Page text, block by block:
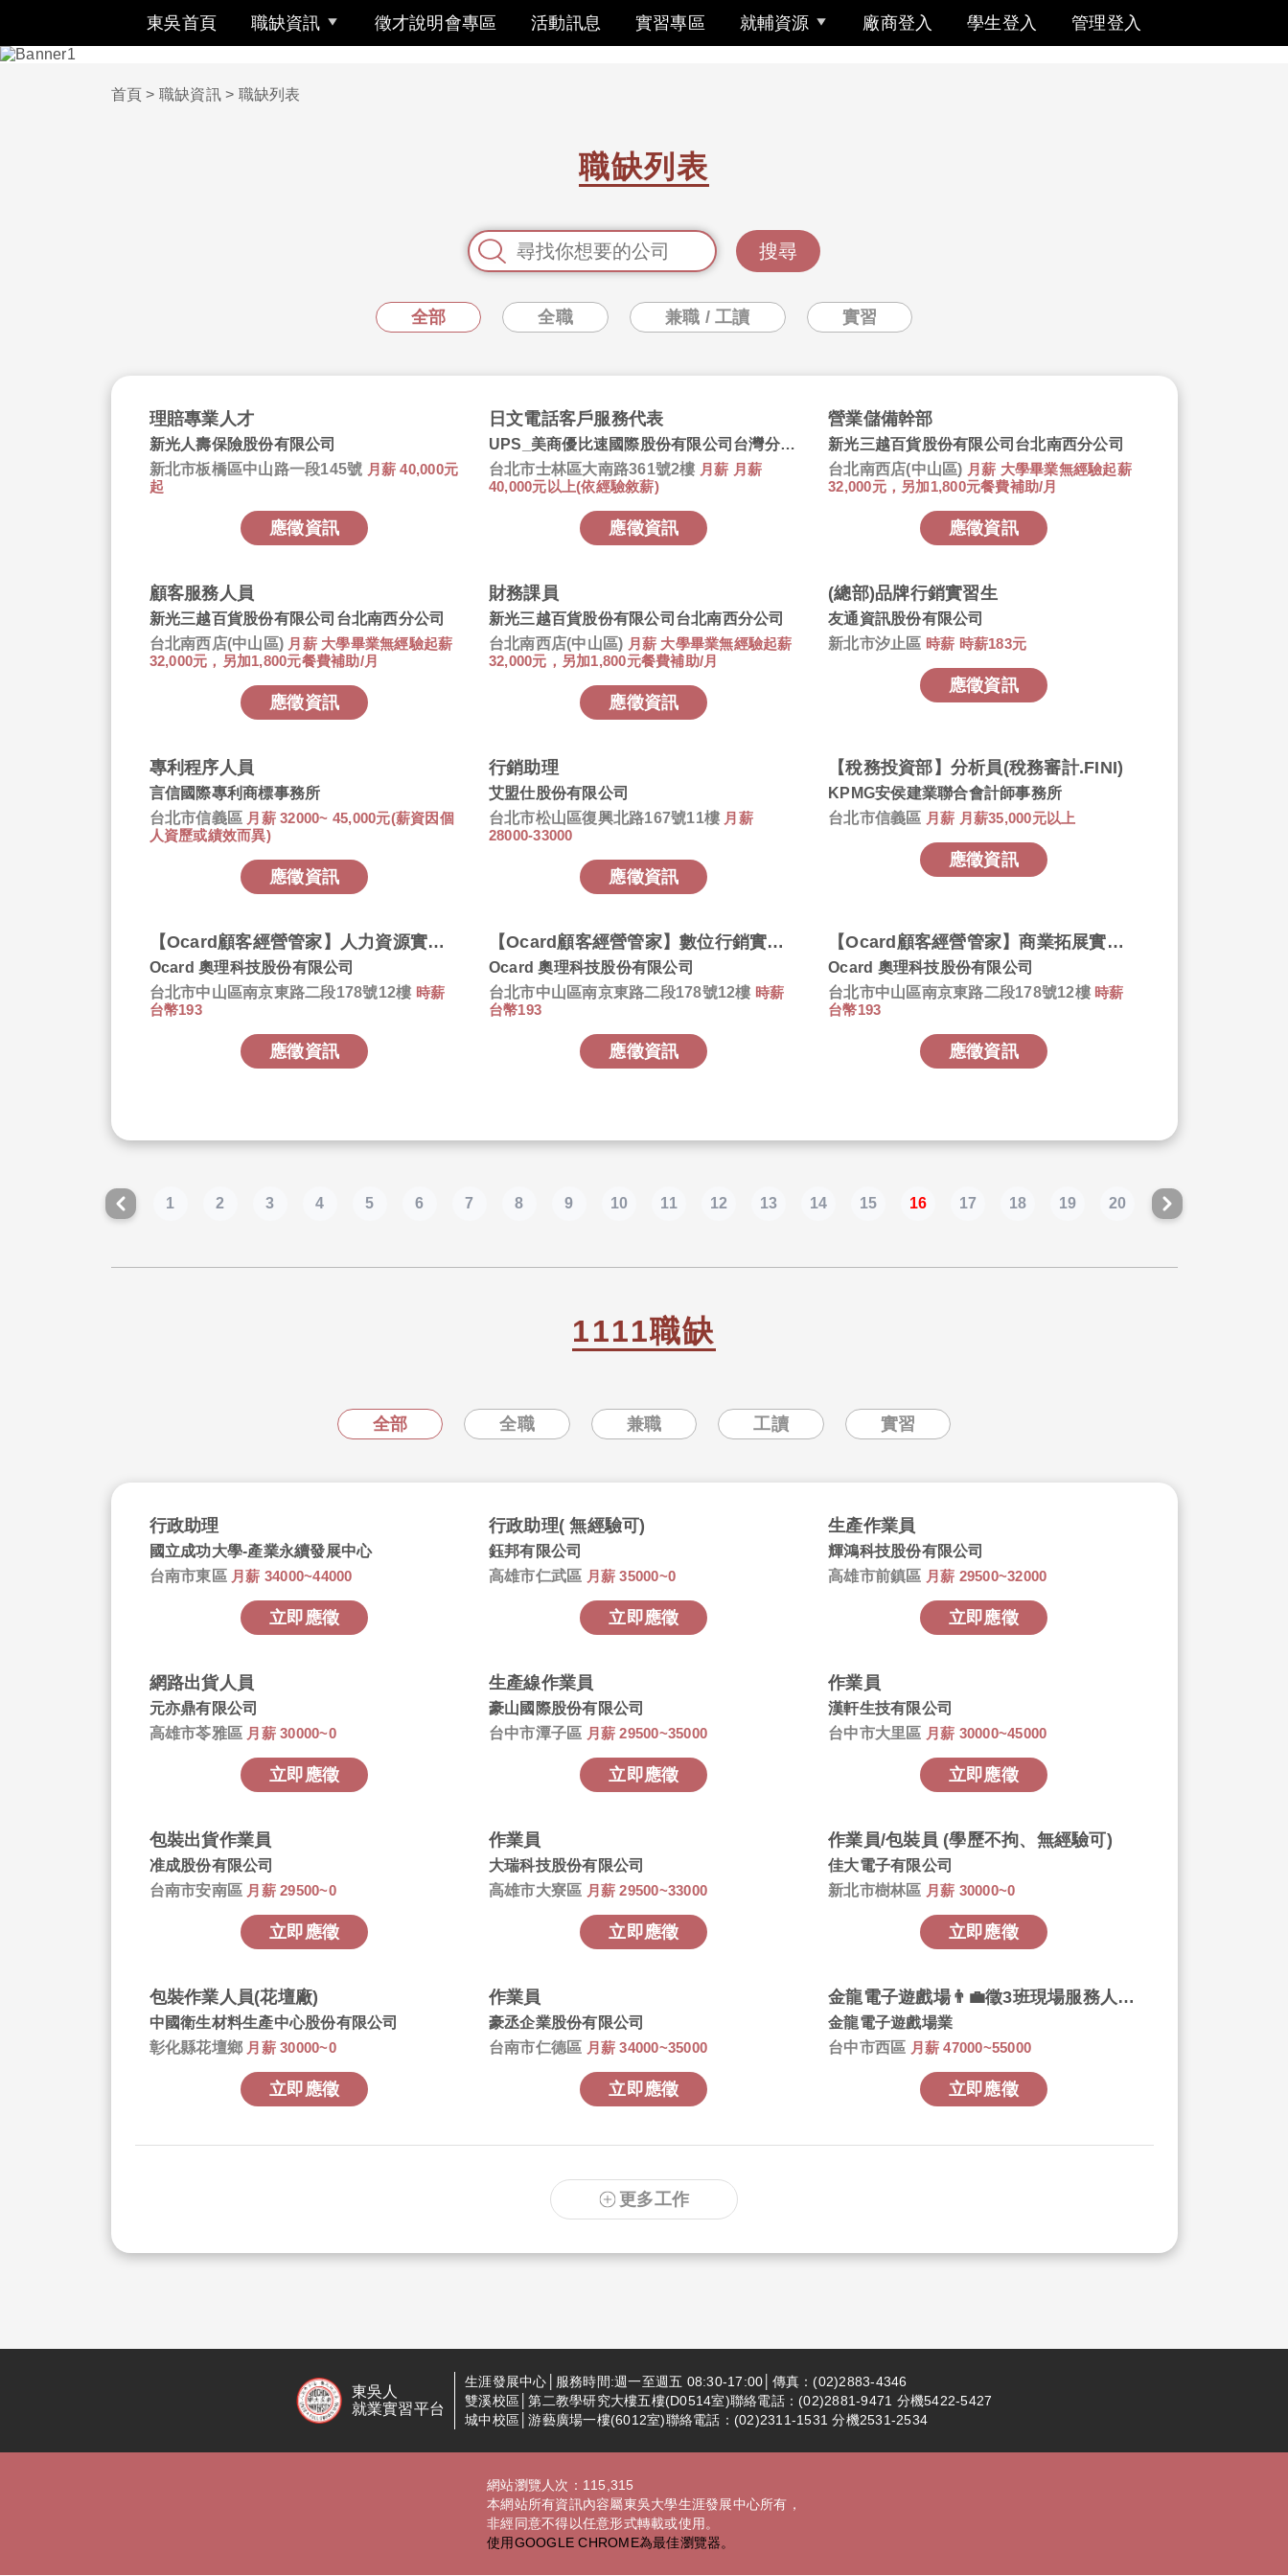
東吳首頁 職缺資訊 徵才說明會專區 活動訊息 實習專區 就輔資源 廠商登入 學生登入 管理登入
首頁 > 職缺資訊 > 職缺列表
職缺列表
搜尋
全部 全職 兼職 / 工讀 實習
理賠專業人才
新光人壽保險股份有限公司
新北市板橋區中山路一段145號 月薪 40,000元
起
應徵資訊
日文電話客戶服務代表
UPS_美商優比速國際股份有限公司台灣分公司
台北市士林區大南路361號2樓 月薪 月薪
40,000元以上(依經驗敘薪)
應徵資訊
營業儲備幹部
新光三越百貨股份有限公司台北南西分公司
台北南西店(中山區) 月薪 大學畢業無經驗起薪
32,000元，另加1,800元餐費補助/月
應徵資訊
顧客服務人員
新光三越百貨股份有限公司台北南西分公司
台北南西店(中山區) 月薪 大學畢業無經驗起薪
32,000元，另加1,800元餐費補助/月
應徵資訊
財務課員
新光三越百貨股份有限公司台北南西分公司
台北南西店(中山區) 月薪 大學畢業無經驗起薪
32,000元，另加1,800元餐費補助/月
應徵資訊
(總部)品牌行銷實習生
友通資訊股份有限公司
新北市汐止區 時薪 時薪183元
應徵資訊
專利程序人員
言信國際專利商標事務所
台北市信義區 月薪 32000~ 45,000元(薪資因個
人資歷或績效而異)
應徵資訊
行銷助理
艾盟仕股份有限公司
台北市松山區復興北路167號11樓 月薪
28000-33000
應徵資訊
【稅務投資部】分析員(稅務審計.FINI)
KPMG安侯建業聯合會計師事務所
台北市信義區 月薪 月薪35,000元以上
應徵資訊
【Ocard顧客經營管家】人力資源實習生 HR Intern
Ocard 奧理科技股份有限公司
台北市中山區南京東路二段178號12樓 時薪
台幣193
應徵資訊
【Ocard顧客經營管家】數位行銷實習生 Digital Marketing Intern
Ocard 奧理科技股份有限公司
台北市中山區南京東路二段178號12樓 時薪
台幣193
應徵資訊
【Ocard顧客經營管家】商業拓展實習生 Business Development Intern
Ocard 奧理科技股份有限公司
台北市中山區南京東路二段178號12樓 時薪
台幣193
應徵資訊
1 2 3 4 5 6 7 8 9 10 11 12 13 14 15 16 17 18 19 20
1111職缺
全部 全職 兼職 工讀 實習
行政助理
國立成功大學-產業永續發展中心
台南市東區 月薪 34000~44000
立即應徵
行政助理( 無經驗可)
鈺邦有限公司
高雄市仁武區 月薪 35000~0
立即應徵
生產作業員
輝鴻科技股份有限公司
高雄市前鎮區 月薪 29500~32000
立即應徵
網路出貨人員
元亦鼎有限公司
高雄市苓雅區 月薪 30000~0
立即應徵
生產線作業員
豪山國際股份有限公司
台中市潭子區 月薪 29500~35000
立即應徵
作業員
漢軒生技有限公司
台中市大里區 月薪 30000~45000
立即應徵
包裝出貨作業員
准成股份有限公司
台南市安南區 月薪 29500~0
立即應徵
作業員
大瑞科技股份有限公司
高雄市大寮區 月薪 29500~33000
立即應徵
作業員/包裝員 (學歷不拘、無經驗可)
佳大電子有限公司
新北市樹林區 月薪 30000~0
立即應徵
包裝作業人員(花壇廠)
中國衛生材料生產中心股份有限公司
彰化縣花壇鄉 月薪 30000~0
立即應徵
作業員
豪丞企業股份有限公司
台南市仁德區 月薪 34000~35000
立即應徵
金龍電子遊戲場👨‍💼徵3班現場服務人員👩‍💼✨福利佳(需附照片.自傳)
金龍電子遊戲場業
台中市西區 月薪 47000~55000
立即應徵
更多工作
東吳人
就業實習平台
生涯發展中心│服務時間:週一至週五 08:30-17:00│傳真：(02)2883-4346
雙溪校區│第二教學研究大樓五樓(D0514室)聯絡電話：(02)2881-9471 分機5422-5427
城中校區│游藝廣場一樓(6012室)聯絡電話：(02)2311-1531 分機2531-2534
網站瀏覽人次：115,315
本網站所有資訊內容屬東吳大學生涯發展中心所有，
非經同意不得以任意形式轉載或使用。
使用GOOGLE CHROME為最佳瀏覽器。